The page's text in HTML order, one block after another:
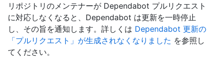
リポジトリのメンテナーが Dependabot プルリクエスト
に対応しなくなると、Dependabot は更新を一時停止
し、その旨を通知します。詳しくは Dependabot 更新の
「プルリクエスト」が生成されなくなりました を参照し
てください。